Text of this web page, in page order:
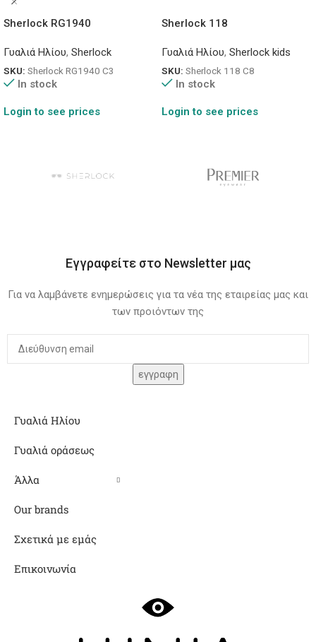
Sherlock RG1940
Γυαλιά Ηλίου, Sherlock
SKU: Sherlock RG1940 C3
In stock
Login to see prices
Sherlock 118
Γυαλιά Ηλίου, Sherlock kids
SKU: Sherlock 118 C8
In stock
Login to see prices
Εγγραφείτε στο Newsletter μας
Για να λαμβάνετε ενημερώσεις για τα νέα της εταιρείας μας και
των προιόντων της
Γυαλιά Ηλίου
Γυαλιά οράσεως
Άλλα
Our brands
Σχετικά με εμάς
Επικοινωνία